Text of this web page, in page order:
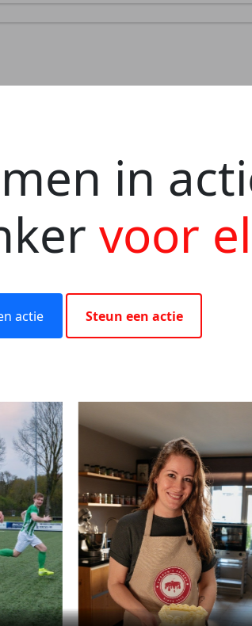
in
voor
actie Steun een actie